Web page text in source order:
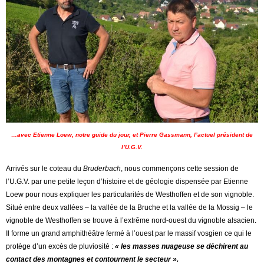
…avec Etienne Loew, notre guide du jour, et Pierre Gassmann, l’actuel président de
l’U.G.V.
Arrivés sur le coteau du Bruderbach , nous commençons cette session de
l’U.G.V. par une petite leçon d’histoire et de géologie dispensée par Etienne
Loew pour nous expliquer les particularités de Westhoffen et de son vignoble.
Situé entre deux vallées – la vallée de la Bruche et la vallée de la Mossig – le
vignoble de Westhoffen se trouve à l’extrême nord-ouest du vignoble alsacien.
Il forme un grand amphithéâtre fermé à l’ouest par le massif vosgien ce qui le
protège d’un excès de pluviosité : « les masses nuageuse se déchirent au
contact des montagnes et contournent le secteur ».